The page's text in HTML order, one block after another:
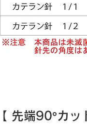
【 先端90°カッ